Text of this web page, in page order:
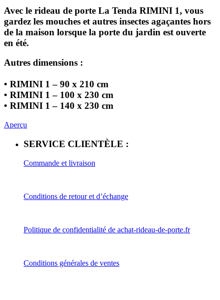
Avec le rideau de porte La Tenda RIMINI 1, vous
gardez les mouches et autres insectes agaçantes hors
de la maison lorsque la porte du jardin est ouverte
en été.
Autres dimensions :
• RIMINI 1 – 90 x 210 cm
• RIMINI 1 – 100 x 230 cm
• RIMINI 1 – 140 x 230 cm
Aperçu
SERVICE CLIENTÈLE :
Commande et livraison
Conditions de retour et d’échange
Politique de confidentialité de achat-rideau-de-porte.fr
Conditions générales de ventes